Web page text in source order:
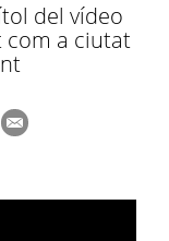
del vídeo
com a ciutat